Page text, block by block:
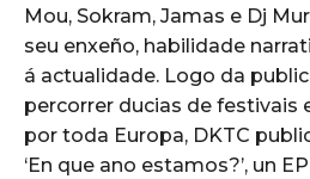
Mou, Sokram, Jamas e Dj
seu enxeño, habilidade
á actualidade. Logo da
percorrer ducias de festivais
por toda Europa, DKTC
‘En que ano estamos?’, un